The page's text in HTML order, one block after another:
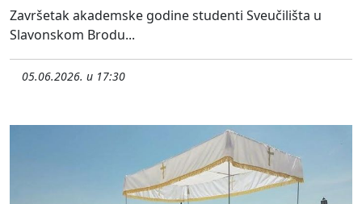
Završetak akademske godine studenti Sveučilišta u
Slavonskom Brodu...
05.06.2026. u 17:30